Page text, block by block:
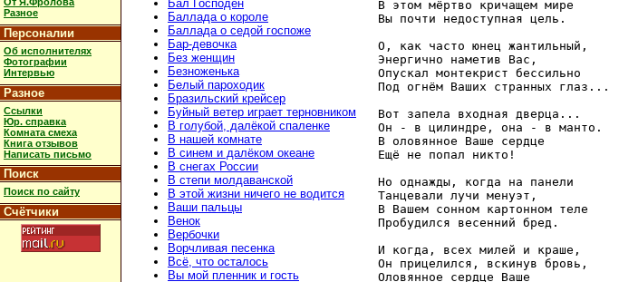
Разное
Персоналии
Об исполнителях
Фотографии
Интервью
Разное
Ссылки
Юр. справка
Комната смеха
Книга отзывов
Написать письмо
Поиск
Поиск по сайту
Счётчики
Бал Господен
Баллада о короле
Баллада о седой госпоже
Бар-девочка
Без женщин
Безноженька
Белый пароходик
Бразильский крейсер
Буйный ветер играет терновником
В голубой, далёкой спаленке
В нашей комнате
В синем и далёком океане
В снегах России
В степи молдаванской
В этой жизни ничего не водится
Ваши пальцы
Венок
Вербочки
Ворчливая песенка
Всё, что осталось
Вы мой пленник и гость
В этом мёртво кричащем мире
Вы почти недоступная цель.
О, как часто юнец жантильный,
Энергично наметив Вас,
Опускал монтекрист бессильно
Под огнём Ваших странных глаз...
Вот запела входная дверца...
Он - в цилиндре, она - в манто.
В оловянное Ваше сердце
Ещё не попал никто!
Но однажды, когда на панели
Танцевали лучи менуэт,
В Вашем сонном картонном теле
Пробудился весенний бред.
И когда, всех милей и краше,
Он прицелился, вскинув бровь,
Оловянное сердце Ваше